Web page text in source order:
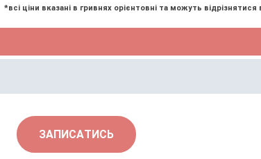
*всі ціни вказані в гривнях орієнтовні та можуть
ЗАПИСАТИСЬ